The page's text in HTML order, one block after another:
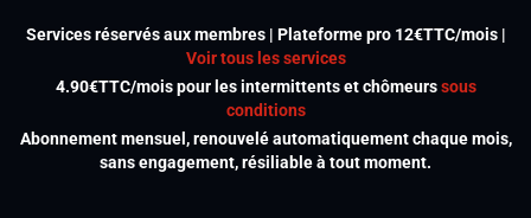
Services réservés aux membres | Plateforme pro 12€TTC/mois |
Voir tous les services
4.90€TTC/mois pour les intermittents et chômeurssous
conditions
Abonnement mensuel, renouvelé automatiquement chaque mois,
sans engagement, résiliable à tout moment.